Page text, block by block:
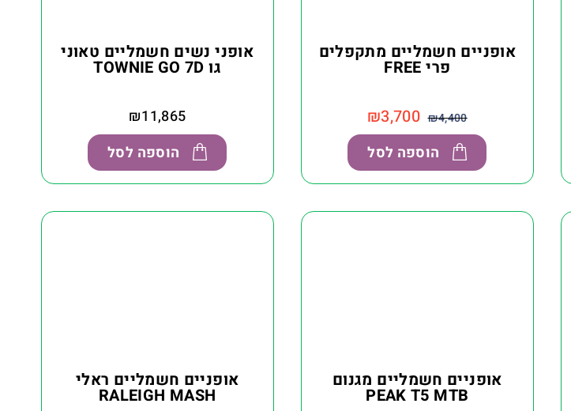
אופניים חשמליים מתקפלים
פרי FREE
₪4,400
₪3,700
הוספה לסל
אופני נשים חשמליים טאוני
גו TOWNIE GO 7D
₪11,865
הוספה לסל
אופניים חשמליים מגנום
PEAK T5 MTB
אופניים חשמליים ראלי
RALEIGH MASH